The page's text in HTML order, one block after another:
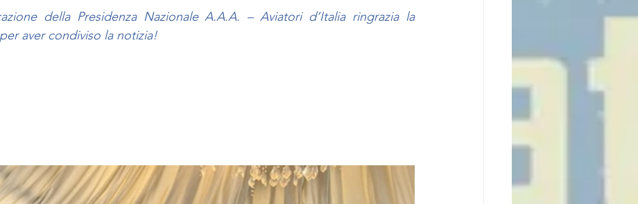
della Presidenza Nazionale A.A.A. – Aviatori d’Italia ringrazia la
per aver condiviso la notizia!